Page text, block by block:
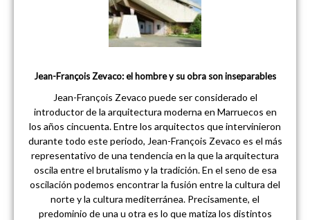
Jean-François Zevaco: el hombre y su obra son inseparables
Jean-François Zevaco puede ser considerado el
introductor de la arquitectura moderna en Marruecos en
los años cincuenta. Entre los arquitectos que intervinieron
durante todo este periodo, Jean-François Zevaco es el más
representativo de una tendencia en la que la arquitectura
oscila entre el brutalismo y la tradición. En el seno de esa
oscilación podemos encontrar la fusión entre la cultura del
norte y la cultura mediterránea. Precisamente, el
predominio de una u otra es lo que matiza los distintos